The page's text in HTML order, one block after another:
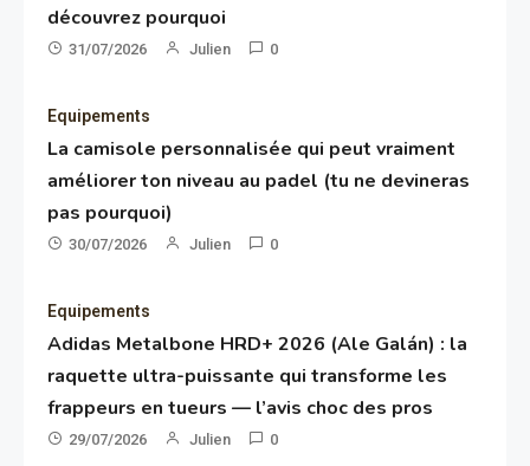
découvrez pourquoi
31/07/2026 Julien 0
Equipements
La camisole personnalisée qui peut vraiment
améliorer ton niveau au padel (tu ne devineras
pas pourquoi)
30/07/2026 Julien 0
Equipements
Adidas Metalbone HRD+ 2026 (Ale Galán) : la
raquette ultra-puissante qui transforme les
frappeurs en tueurs — l’avis choc des pros
29/07/2026 Julien 0